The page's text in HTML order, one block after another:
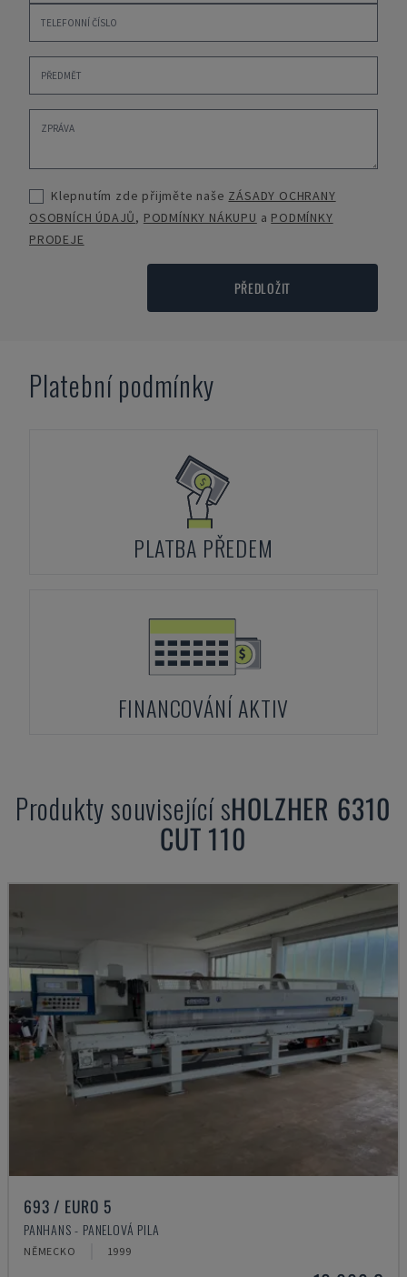
Klepnutím zde přijměte naše ZÁSADY OCHRANY
OSOBNÍCH ÚDAJŮ, PODMÍNKY NÁKUPU a PODMÍNKY
PRODEJE
PŘEDLOŽIT
Platební podmínky
PLATBA PŘEDEM
FINANCOVÁNÍ AKTIV
Produkty související sHOLZHER 6310
CUT 110
693 / EURO 5
PANHANS - PANELOVÁ PILA
NĚMECKO 1999